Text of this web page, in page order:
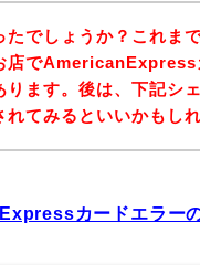
たでしょうか？これま
店でAmericanExpress
ります。後は、下記シ
れてみるといいかもしれ
カードエラー